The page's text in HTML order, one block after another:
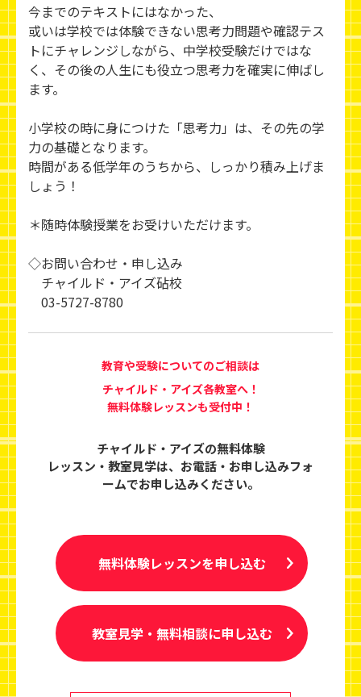
今までのテキストにはなかった、
或いは学校では体験できない思考力問題や確認テス
トにチャレンジしながら、中学校受験だけではな
く、その後の人生にも役立つ思考力を確実に伸ばし
ます。
小学校の時に身につけた「思考力」は、その先の学
力の基礎となります。
時間がある低学年のうちから、しっかり積み上げま
しょう！
＊随時体験授業をお受けいただけます。
◇お問い合わせ・申し込み
チャイルド・アイズ砧校
03-5727-8780
教育や受験についてのご相談は
チャイルド・アイズ各教室へ！
無料体験レッスンも受付中！
チャイルド・アイズの無料体験
レッスン・教室見学は、 お電話・お申し込みフォ
ームでお申し込みください。
無料体験レッスンを申し込む
教室見学・無料相談に申し込む